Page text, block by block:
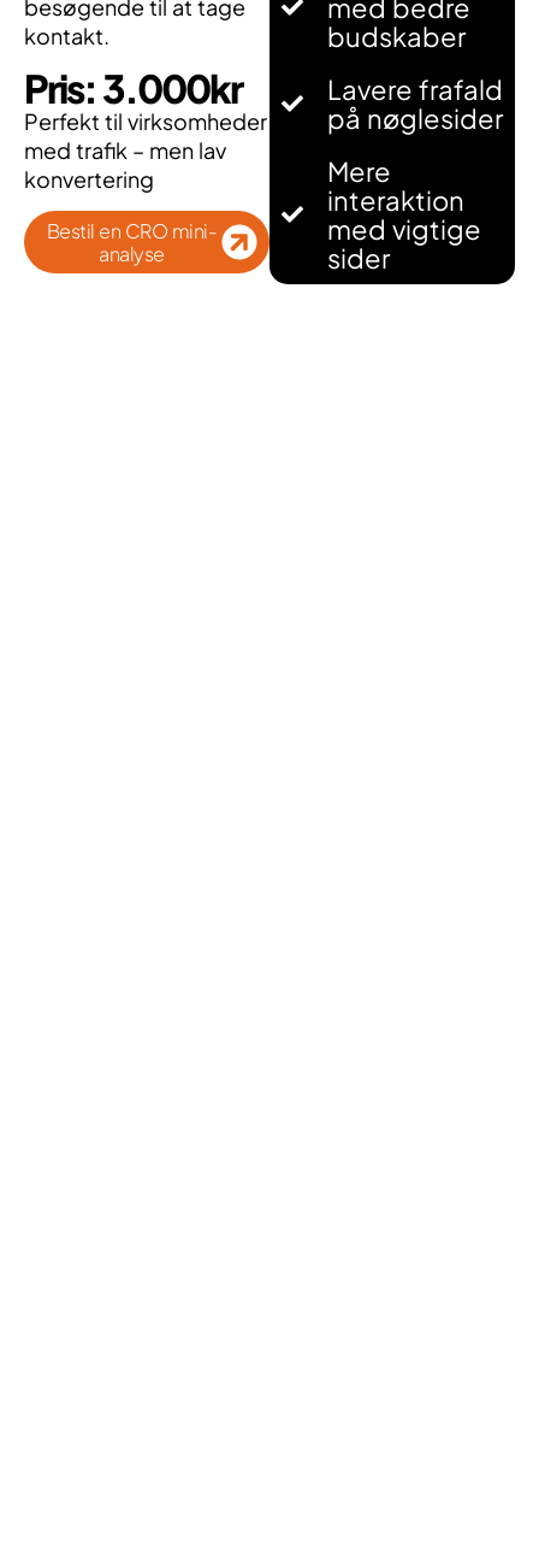
besøgende til at tage
kontakt.
Pris: 3.000kr
Perfekt til virksomheder
med trafik – men lav
konvertering
Bestil en CRO mini-
analyse
med bedre
budskaber
Lavere frafald
på nøglesider
Mere
interaktion
med vigtige
sider